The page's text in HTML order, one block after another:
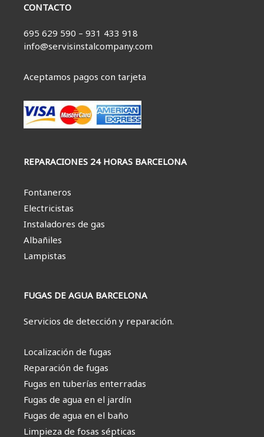
CONTACTO
695 629 590 – 931 433 918
info@servisinstalcompany.com
Aceptamos pagos con tarjeta
REPARACIONES 24 HORAS BARCELONA
Fontaneros
Electricistas
Instaladores de gas
Albañiles
Lampistas
FUGAS DE AGUA BARCELONA
Servicios de detección y reparación.
Localización de fugas
Reparación de fugas
Fugas en tuberías enterradas
Fugas de agua en el jardín
Fugas de agua en el baño
Limpieza de fosas sépticas